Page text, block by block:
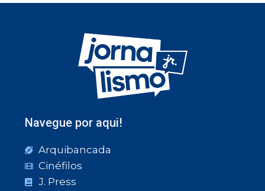
Navegue por aqui!
Arquibancada
Cinéfilos
J. Press